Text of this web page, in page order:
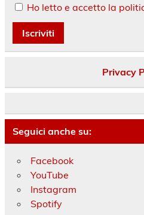
Ho letto e accetto la
Privacy
Seguici anche su:
Facebook
YouTube
Instagram
Spotify